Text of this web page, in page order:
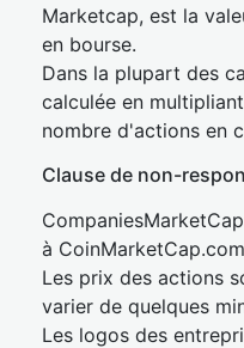
Marketcap, est la
en bourse.
Dans la plupart des
calculée en
nombre d'actions en
Clause de non-
à CoinMarketCap.com
Les prix des actions
varier de quelques
Les logos des